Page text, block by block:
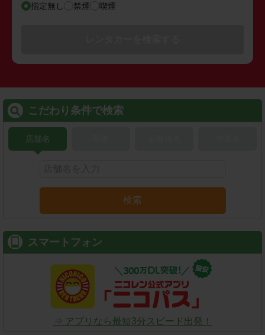
指定無し 禁煙 喫煙
こだわり条件で検索
店舗名
検索
スマートフォン
⇒ アプリなら最短3分スピード出発！